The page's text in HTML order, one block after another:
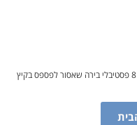
8 פסטיבלי בירה שאסור לפספס בקיץ